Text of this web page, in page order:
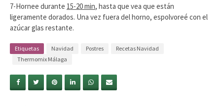
7-Hornee durante 15-20 min, hasta que vea que están
ligeramente dorados. Una vez fuera del horno, espolvoreé con el
azúcar glas restante.
Etiquetas Navidad Postres
Recetas Navidad
Thermomix Málaga